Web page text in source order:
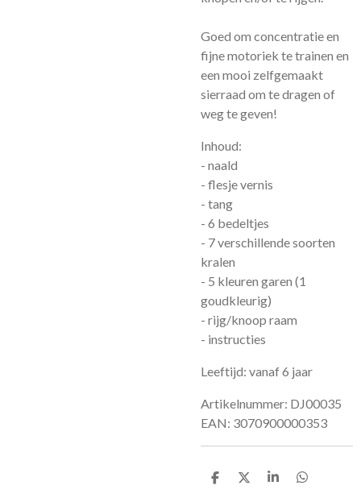
Goed om concentratie en
fijne motoriek te trainen en
een mooi zelfgemaakt
sierraad om te dragen of
weg te geven!
Inhoud:
- naald
- flesje vernis
- tang
- 6 bedeltjes
- 7 verschillende soorten
kralen
- 5 kleuren garen (1
goudkleurig)
- rijg/knoop raam
- instructies
Leeftijd: vanaf 6 jaar
Artikelnummer: DJ00035
EAN: 3070900000353
D
D
S
D